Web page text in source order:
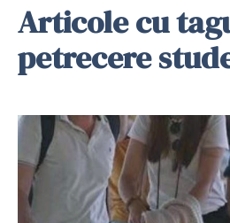
Articole cu
petrecere